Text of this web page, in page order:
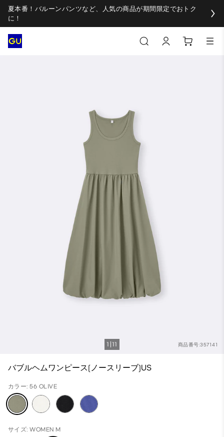
夏本番！バルーンパンツなど、人気の商品が期間限定でおトク
に！
商品番号:357141
1 11
バブルヘムワンピース(ノースリーブ)US
カラー: 56 OLIVE
サイズ: WOMEN M